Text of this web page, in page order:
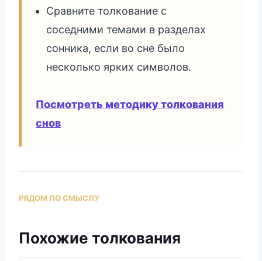
Сравните толкование с
соседними темами в разделах
сонника, если во сне было
несколько ярких символов.
Посмотреть методику толкования
снов
РЯДОМ ПО СМЫСЛУ
Похожие толкования